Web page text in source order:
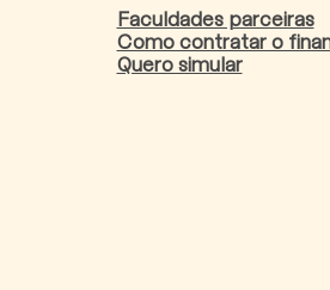
Faculdades parceiras
Como contratar o
Quero simular